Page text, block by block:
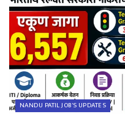
NANDU PATIL JOB'S UPDATES